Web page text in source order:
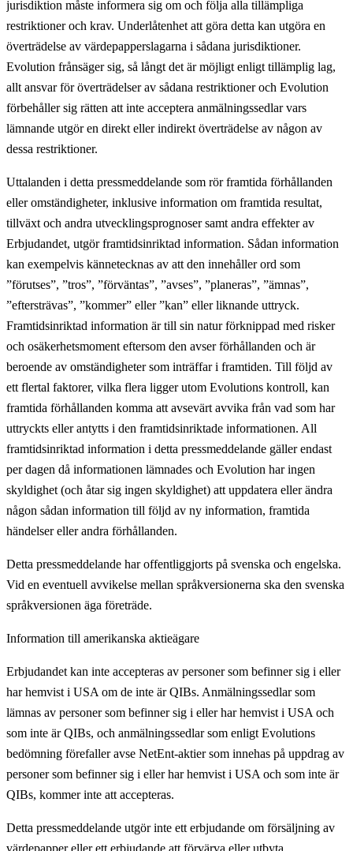
jurisdiktion måste informera sig om och följa alla tillämpliga
restriktioner och krav. Underlåtenhet att göra detta kan utgöra en
överträdelse av värdepapperslagarna i sådana jurisdiktioner.
Evolution frånsäger sig, så långt det är möjligt enligt tillämplig lag,
allt ansvar för överträdelser av sådana restriktioner och Evolution
förbehåller sig rätten att inte acceptera anmälningssedlar vars
lämnande utgör en direkt eller indirekt överträdelse av någon av
dessa restriktioner.
Uttalanden i detta pressmeddelande som rör framtida förhållanden
eller omständigheter, inklusive information om framtida resultat,
tillväxt och andra utvecklingsprognoser samt andra effekter av
Erbjudandet, utgör framtidsinriktad information. Sådan information
kan exempelvis kännetecknas av att den innehåller ord som
”förutses”, ”tros”, ”förväntas”, ”avses”, ”planeras”, ”ämnas”,
”eftersträvas”, ”kommer” eller ”kan” eller liknande uttryck.
Framtidsinriktad information är till sin natur förknippad med risker
och osäkerhetsmoment eftersom den avser förhållanden och är
beroende av omständigheter som inträffar i framtiden. Till följd av
ett flertal faktorer, vilka flera ligger utom Evolutions kontroll, kan
framtida förhållanden komma att avsevärt avvika från vad som har
uttryckts eller antytts i den framtidsinriktade informationen. All
framtidsinriktad information i detta pressmeddelande gäller endast
per dagen då informationen lämnades och Evolution har ingen
skyldighet (och åtar sig ingen skyldighet) att uppdatera eller ändra
någon sådan information till följd av ny information, framtida
händelser eller andra förhållanden.
Detta pressmeddelande har offentliggjorts på svenska och engelska.
Vid en eventuell avvikelse mellan språkversionerna ska den svenska
språkversionen äga företräde.
Information till amerikanska aktieägare
Erbjudandet kan inte accepteras av personer som befinner sig i eller
har hemvist i USA om de inte är QIBs. Anmälningssedlar som
lämnas av personer som befinner sig i eller har hemvist i USA och
som inte är QIBs, och anmälningssedlar som enligt Evolutions
bedömning förefaller avse NetEnt-aktier som innehas på uppdrag av
personer som befinner sig i eller har hemvist i USA och som inte är
QIBs, kommer inte att accepteras.
Detta pressmeddelande utgör inte ett erbjudande om försäljning av